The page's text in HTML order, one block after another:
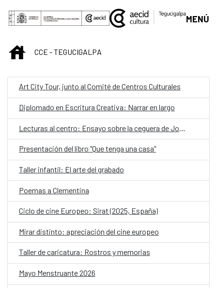
Saltar al contenido principal
MENÚ
INICIOCCE - TEGUCIGALPA
Art City Tour, junto al Comité de Centros Culturales
Diplomado en Escritura Creativa: Narrar en largo
Presentación del libro "Que tenga una casa"
Taller infantil: El arte del grabado
Poemas a Clementina
Ciclo de cine Europeo: Sirat (2025, España)
Mirar distinto: apreciación del cine europeo
Taller de caricatura: Rostros y memorias
Mayo Menstruante 2026